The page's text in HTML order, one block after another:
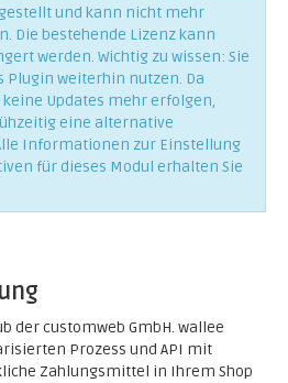
und kann nicht mehr
Die bestehende Lizenz kann
werden. Wichtig zu wissen: Sie
Plugin weiterhin nutzen. Da
Updates mehr erfolgen,
eine alternative
Informationen zur Einstellung
für dieses Modul erhalten Sie
der customweb GmbH. wallee
Prozess und API mit
Zahlungsmittel in Ihrem Shop